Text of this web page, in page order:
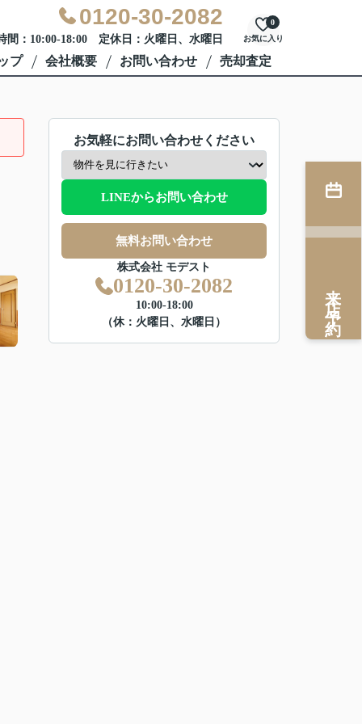
0120-30-2082
間：10:00-18:00 定休日：火曜日、水曜日 お気に入り
0
プ 会社概要 お問い合わせ 売却査定
お気軽にお問い合わせください
LINEからお問い合わせ
無料お問い合わせ
株式会社 モデスト
0120-30-2082
10:00-18:00
（休：火曜日、水曜日）
来店予約